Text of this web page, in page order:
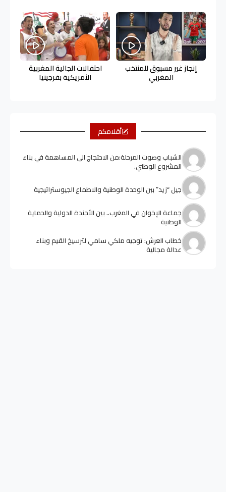
إنجاز غير مسبوق للمنتخب
المغربي
احتفالات الجالية المغربية
الأمريكية بفرجينيا
أقلامكم
الشباب وصوت المرحلة:من الاحتجاج الى المساهمة في بناء
المشروع الوطني.
جيل “زيد” ببن الوحدة الوطنية والاطماع الجيوستراتيجية
جماعة الإخوان في المغرب.. بين الأجندة الدولية والحماية
الوطنية
خطاب العرش: توجيه ملكي سامي لترسيخ القيم وبناء
عدالة مجالية